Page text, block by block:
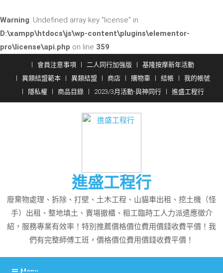
Warning: Undefined array key "license" in
D:\xampp\htdocs\js\wp-content\plugins\elementor-
pro\license\api.php on line 359
content
會員注意事項 二人同行加強版
基隆按摩新年活動
異類結盟範本
異類結盟 商店 購物車 結帳
我的帳號
隱私權
商品目錄 2023/3月活動-與神同行 進盛工程行
進盛工程行
廢棄物處理、拆除、打壁、土木工程、山貓車出租、挖土機（怪
手）出租、整地填土、賣場撤櫃、粗工臨時工人力派遣應徵介
紹，服務專業有效率！特別推薦價格價位費用價錢收費平價！我
們有完整師傅工班，價格價位費用價錢收費平價！